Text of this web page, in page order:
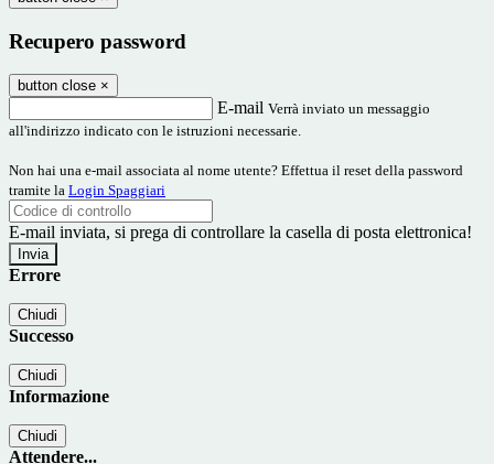
Recupero password
button close ×
E-mail Verrà inviato un messaggio
all'indirizzo indicato con le istruzioni necessarie.
Non hai una e-mail associata al nome utente? Effettua il reset della password
tramite la Login Spaggiari
E-mail inviata, si prega di controllare la casella di posta elettronica!
Errore
Chiudi
Successo
Chiudi
Informazione
Chiudi
Attendere...